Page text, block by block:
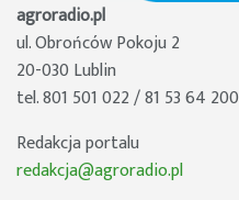
agroradio.pl
ul. Obrońców Pokoju 2
20-030 Lublin
tel. 801 501 022 / 81 53 64 200
Redakcja portalu
redakcja@agroradio.pl